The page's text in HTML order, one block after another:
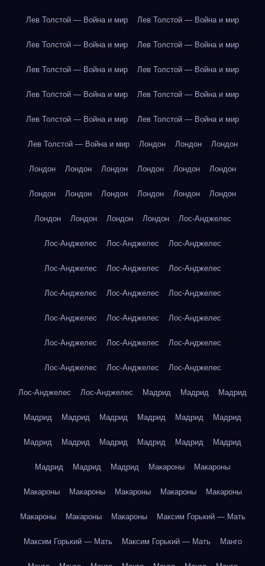
Лев Толстой — Война и мир Лев Толстой — Война и мир
Лев Толстой — Война и мир Лев Толстой — Война и мир
Лев Толстой — Война и мир Лев Толстой — Война и мир
Лев Толстой — Война и мир Лев Толстой — Война и мир
Лев Толстой — Война и мир Лев Толстой — Война и мир
Лев Толстой — Война и мир Лондон Лондон Лондон
Лондон Лондон Лондон Лондон Лондон Лондон
Лондон Лондон Лондон Лондон Лондон Лондон
Лондон Лондон Лондон Лондон Лос-Анджелес
Лос-Анджелес Лос-Анджелес Лос-Анджелес
Лос-Анджелес Лос-Анджелес Лос-Анджелес
Лос-Анджелес Лос-Анджелес Лос-Анджелес
Лос-Анджелес Лос-Анджелес Лос-Анджелес
Лос-Анджелес Лос-Анджелес Лос-Анджелес
Лос-Анджелес Лос-Анджелес Лос-Анджелес
Лос-Анджелес Лос-Анджелес Мадрид Мадрид Мадрид
Мадрид Мадрид Мадрид Мадрид Мадрид Мадрид
Мадрид Мадрид Мадрид Мадрид Мадрид Мадрид
Мадрид Мадрид Мадрид Макароны Макароны
Макароны Макароны Макароны Макароны Макароны
Макароны Макароны Макароны Максим Горький — Мать
Максим Горький — Мать Максим Горький — Мать Манго